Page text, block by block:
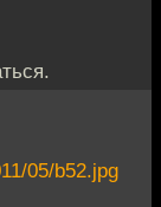
05/b52.jpg